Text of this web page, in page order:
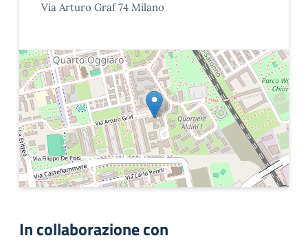
Via Arturo Graf 74 Milano
In collaborazione con